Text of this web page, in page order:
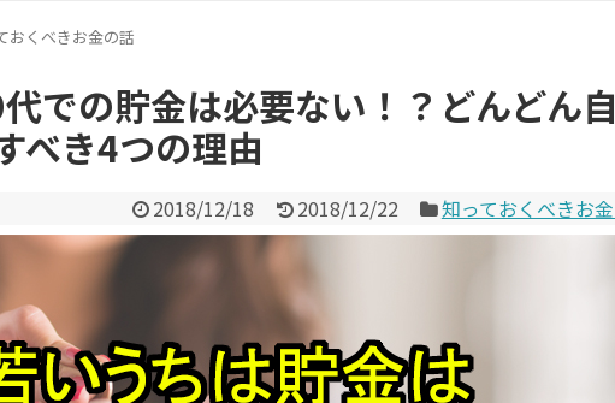
おくべきお金の話
での貯金は必要ない！？どんどん
べき4つの理由
2018/12/18 2018/12/22 知っておくべきお